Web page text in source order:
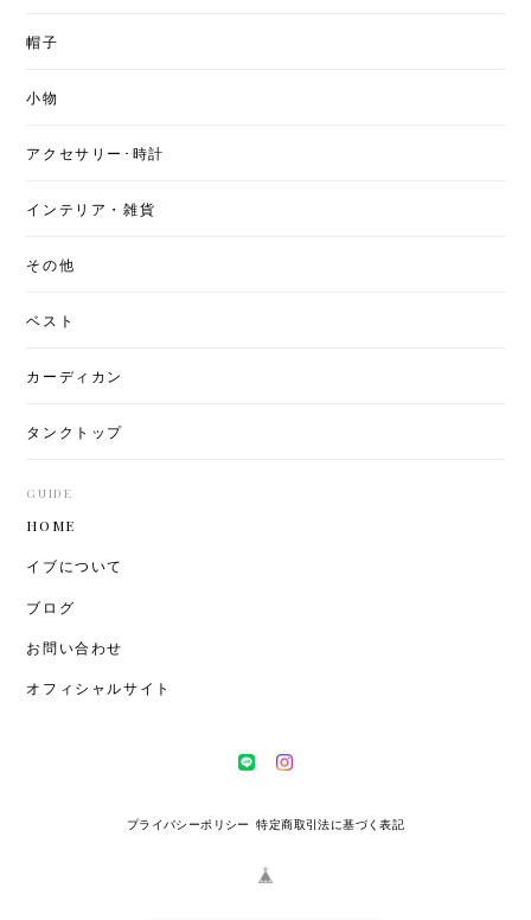
帽子
小物
アクセサリー･時計
インテリア・雑貨
その他
ベスト
カーディカン
タンクトップ
GUIDE
HOME
イブについて
ブログ
お問い合わせ
オフィシャルサイト
プライバシーポリシー 特定商取引法に基づく表記